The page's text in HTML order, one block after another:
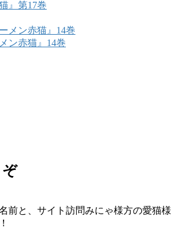
』第17巻
ン赤猫』14巻
前と、サイト訪問みにゃ様方の愛猫様